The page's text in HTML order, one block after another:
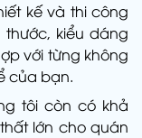
kế và thi công
thước, kiểu dáng
với từng không
của bạn.
tôi còn có khả
lớn cho quán